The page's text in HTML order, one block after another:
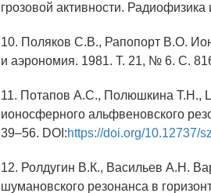
грозовой активности.
10. Поляков С.В., Рапопоpт В.О.
и аэpономия. 1981. Т. 21, № 6. С.
11. Потапов А.С., Полюшкина Т.Н.,
ионосферного альфвеновского
39–56. DOI:https://doi.org/10.12737/
12. Ролдугин В.К., Васильев А.Н.
шумановского резонанса в